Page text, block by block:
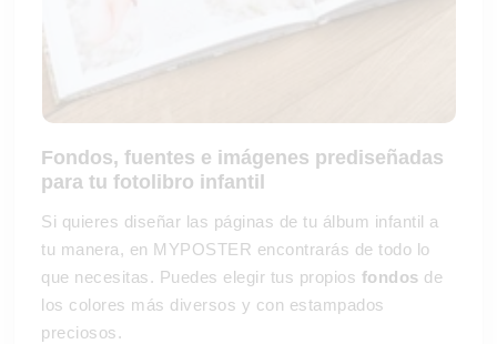
Fondos, fuentes e imágenes prediseñadas
para tu fotolibro infantil
Si quieres diseñar las páginas de tu álbum infantil a
tu manera, en MYPOSTER encontrarás de todo lo
que necesitas. Puedes elegir tus propios fondos de
los colores más diversos y con estampados
preciosos.